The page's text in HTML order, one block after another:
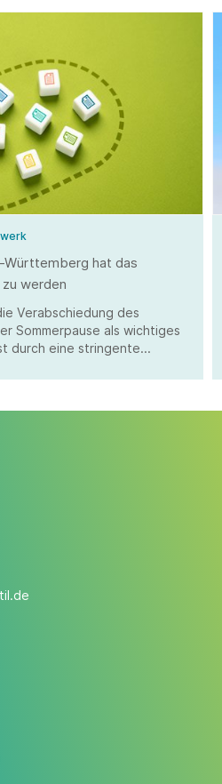
hat das
werden
Verabschiedung des
Sommerpause als wichtiges
durch eine stringente